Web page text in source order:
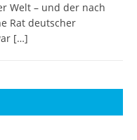
Welt – und der nach
Rat deutscher
[…]